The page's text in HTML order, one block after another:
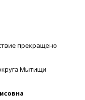
прекращено
Мытищи